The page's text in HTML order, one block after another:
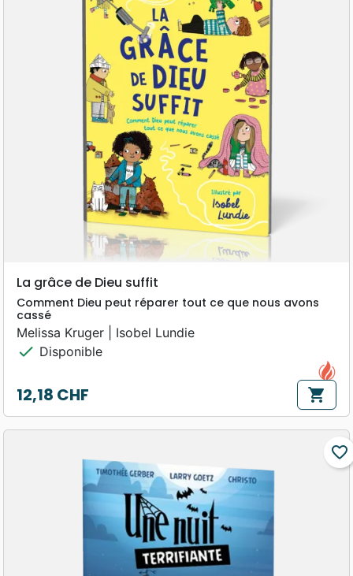
La grâce de Dieu suffit
Comment Dieu peut réparer tout ce que nous avons
cassé
Melissa Kruger | Isobel Lundie
check Disponible
Prix
12,18 CHF shopping_cart
favorite_border